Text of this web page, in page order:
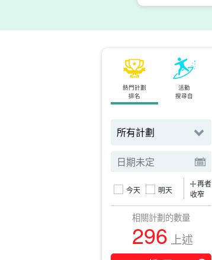
熱門計劃
排名
活動
搜尋自
今天 明天
再者
收窄
相關計劃的數量
296 上述